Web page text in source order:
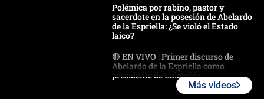
Polémica por rabino, pastor y
sacerdote en la posesión de Abelardo
de la Espriella: ¿Se violó el Estado
laico?
🔴 EN VIVO | Primer discurso de
Abelardo de la Espriella como
presidente de Colombia
Más videos